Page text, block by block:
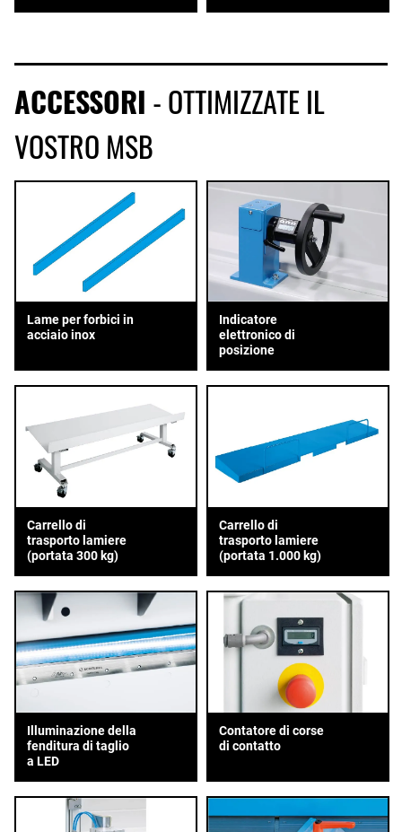
ACCESSORI - OTTIMIZZATE IL
VOSTRO MSB
Lame per forbici in
acciaio inox
Indicatore
elettronico di
posizione
Carrello di
trasporto lamiere
(portata 300 kg)
Carrello di
trasporto lamiere
(portata 1.000 kg)
Illuminazione della
fenditura di taglio
a LED
Contatore di corse
di contatto